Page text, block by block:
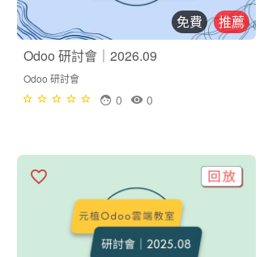
推薦
免費
Odoo 研討會｜2026.09
Odoo 研討會
0
0